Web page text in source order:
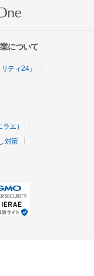
について
ティ24」
エ）
対策